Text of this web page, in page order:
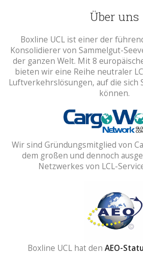
Über uns
Boxline UCL ist einer der
Konsolidierer von Sammelgut-
der ganzen Welt. Mit 8
bieten wir eine Reihe neutraler
Luftverkehrslösungen, auf die sich
können.
Wir sind Gründungsmitglied von
dem großen und dennoch
Netzwerkes von LCL-
Boxline UCL hat den AEO-